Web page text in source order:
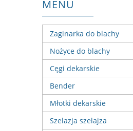
MENU
Zaginarka do blachy
Nożyce do blachy
Cęgi dekarskie
Bender
Młotki dekarskie
Szelazja szelajza